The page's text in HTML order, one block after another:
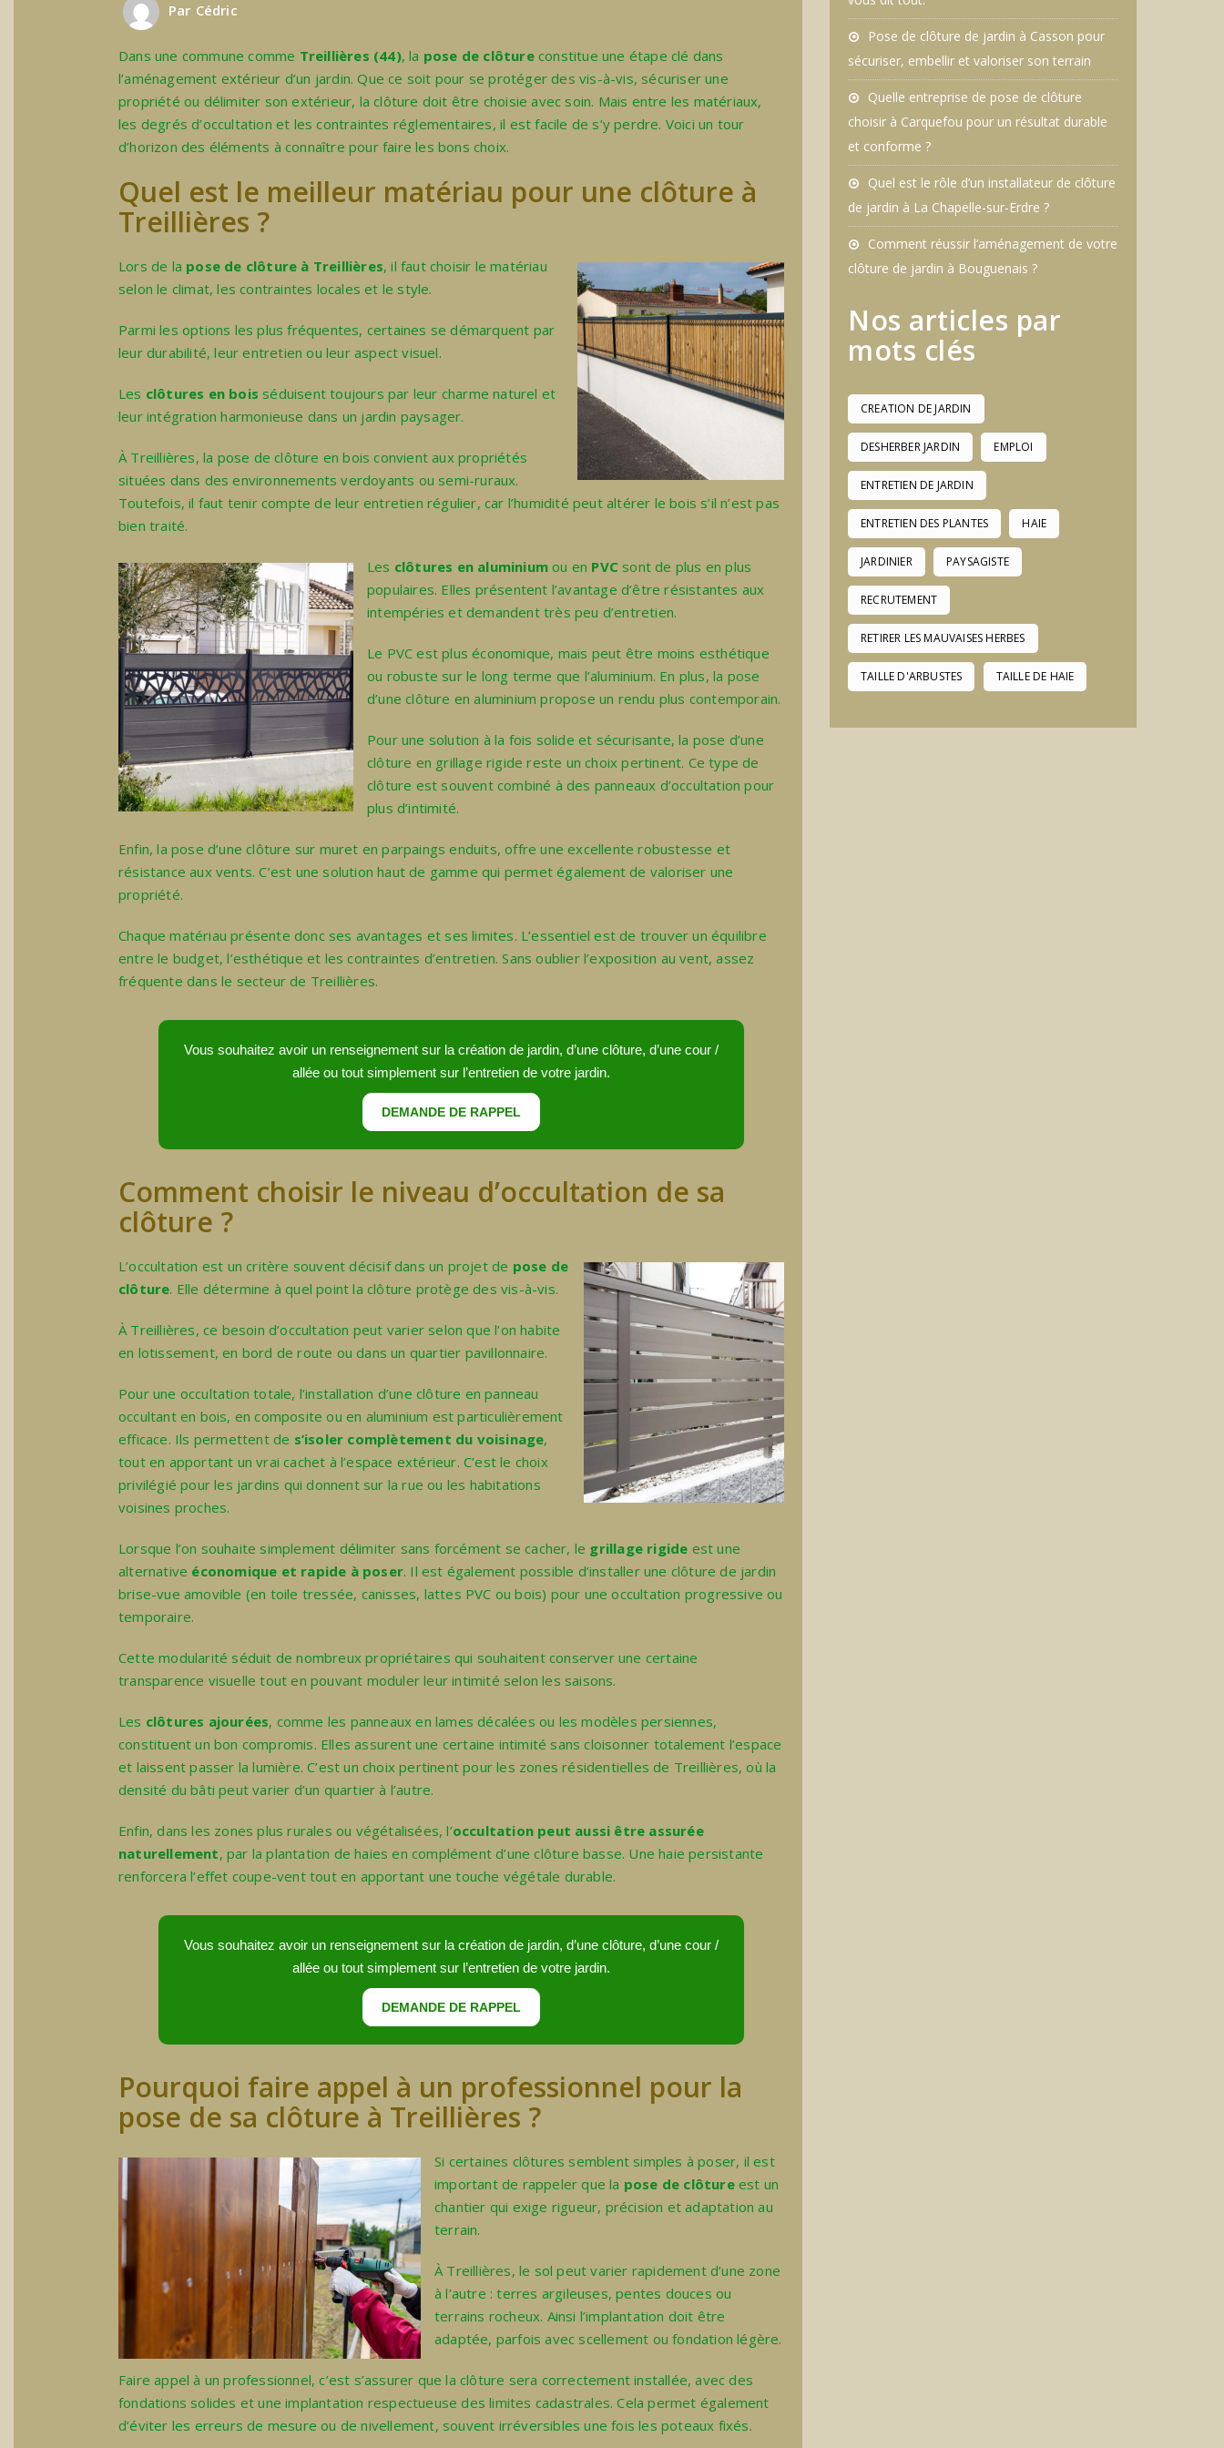
Par Cédric
Dans une commune comme Treillières (44), la pose de clôtureconstitue une étape clé dans
l’aménagement extérieur d’un jardin. Que ce soit pour se protéger des vis-à-vis, sécuriser une
propriété ou délimiter son extérieur, la clôture doit être choisie avec soin. Mais entre les matériaux,
les degrés d’occultation et les contraintes réglementaires, il est facile de s’y perdre. Voici un tour
d’horizon des éléments à connaître pour faire les bons choix.
Quel est le meilleur matériau pour une clôture à
Treillières ?
Lors de la pose de clôture à Treillières, il faut choisir le matériau
selon le climat, les contraintes locales et le style.
Parmi les options les plus fréquentes, certaines se démarquent par
leur durabilité, leur entretien ou leur aspect visuel.
Les clôtures en bois séduisent toujours par leur charme naturel et
leur intégration harmonieuse dans un jardin paysager.
À Treillières, la pose de clôture en bois convient aux propriétés
situées dans des environnements verdoyants ou semi-ruraux.
Toutefois, il faut tenir compte de leur entretien régulier, car l’humidité peut altérer le bois s’il n’est pas
bien traité.
Les clôtures en aluminium ou en PVC sont de plus en plus
populaires. Elles présentent l’avantage d’être résistantes aux
intempéries et demandent très peu d’entretien.
Le PVC est plus économique, mais peut être moins esthétique
ou robuste sur le long terme que l’aluminium. En plus, la pose
d’une clôture en aluminium propose un rendu plus contemporain.
Pour une solution à la fois solide et sécurisante, la pose d’une
clôture en grillage rigide reste un choix pertinent. Ce type de
clôture est souvent combiné à des panneaux d’occultation pour
plus d’intimité.
Enfin, lapose d’une clôture sur muret en parpaings enduits, offre une excellente robustesse et
résistance aux vents. C’est une solution haut de gamme qui permet également de valoriser une
propriété.
Chaque matériau présente donc ses avantages et ses limites. L’essentiel est de trouver un équilibre
entre le budget, l’esthétique et les contraintes d’entretien. Sans oublier l’exposition au vent, assez
fréquente dans le secteur de Treillières.
Vous souhaitez avoir un renseignement sur la création de jardin, d’une clôture, d’une cour /
allée ou tout simplement sur l’entretien de votre jardin.
DEMANDE DE RAPPEL
Comment choisir le niveau d’occultation de sa
clôture ?
L’occultation est un critère souvent décisif dans un projet de pose de
clôture. Elle détermine à quel point la clôture protège des vis-à-vis.
À Treillières, ce besoin d’occultation peut varier selon que l’on habite
en lotissement, en bord de route ou dans un quartier pavillonnaire.
Pour une occultation totale, l’installation d’une clôture en panneau
occultanten bois, en composite ou en aluminium est particulièrement
efficace. Ils permettent de s’isoler complètement du voisinage,
tout en apportant un vrai cachet à l’espace extérieur. C’est le choix
privilégié pour les jardins qui donnent sur la rue ou les habitations
voisines proches.
Lorsque l’on souhaite simplement délimiter sans forcément se cacher, le grillage rigide est une
alternative économique et rapide à poser. Il est également possible d’installer une clôture de jardin
brise-vue amovible (en toile tressée, canisses, lattes PVC ou bois) pour une occultation progressive ou
temporaire.
Cette modularité séduit de nombreux propriétaires qui souhaitent conserver une certaine
transparence visuelle tout en pouvant moduler leur intimité selon les saisons.
Les clôtures ajourées, comme les panneaux en lames décalées ou les modèles persiennes,
constituent un bon compromis. Elles assurent une certaine intimité sans cloisonner totalement l’espace
et laissent passer la lumière. C’est un choix pertinent pour les zones résidentielles de Treillières, où la
densité du bâti peut varier d’un quartier à l’autre.
Enfin, dans les zones plus rurales ou végétalisées, l’occultation peut aussi être assurée
naturellement, par la plantation de haies en complément d’une clôture basse. Une haie persistante
renforcera l’effet coupe-vent tout en apportant une touche végétale durable.
Vous souhaitez avoir un renseignement sur la création de jardin, d’une clôture, d’une cour /
allée ou tout simplement sur l’entretien de votre jardin.
DEMANDE DE RAPPEL
Pourquoi faire appel à un professionnel pour la
pose de sa clôture à Treillières ?
Si certaines clôtures semblent simples à poser, il est
important de rappeler que la pose de clôtureest un
chantier qui exige rigueur, précision et adaptation au
terrain.
À Treillières, le sol peut varier rapidement d’une zone
à l’autre : terres argileuses, pentes douces ou
terrains rocheux. Ainsi l’implantation doit être
adaptée, parfois avec scellement ou fondation légère.
Faire appel à un professionnel, c’est s’assurer que la clôture sera correctement installée, avec des
fondations solides et une implantation respectueuse des limites cadastrales. Cela permet également
d’éviter les erreurs de mesure ou de nivellement, souvent irréversibles une fois les poteaux fixés.
Pose de clôture de jardin à Casson pour
sécuriser, embellir et valoriser son terrain
Quelle entreprise de pose de clôture
choisir à Carquefou pour un résultat durable
et conforme ?
Quel est le rôle d’un installateur de clôture
de jardin à La Chapelle-sur-Erdre ?
Comment réussir l’aménagement de votre
clôture de jardin à Bouguenais ?
Nos articles par
mots clés
CREATION DE JARDIN
DESHERBER JARDIN EMPLOI
ENTRETIEN DE JARDIN
ENTRETIEN DES PLANTES HAIE
JARDINIER PAYSAGISTE
RECRUTEMENT
RETIRER LES MAUVAISES HERBES
TAILLE D'ARBUSTES TAILLE DE HAIE